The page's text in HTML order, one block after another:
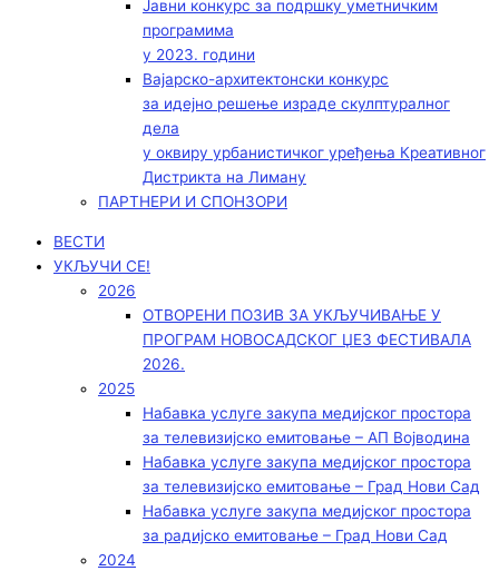
Јавни конкурс за подршку уметничким
програмима
у 2023. години
Вајарско-архитектонски конкурс
за идејно решење израде скулптуралног
дела
у оквиру урбанистичког уређења Креативног
Дистрикта на Лиману
ПАРТНЕРИ И СПОНЗОРИ
ВЕСТИ
УКЉУЧИ СЕ!
2026
ОТВОРЕНИ ПОЗИВ ЗА УКЉУЧИВАЊЕ У
ПРОГРАМ НОВОСАДСКОГ ЏЕЗ ФЕСТИВАЛА
2026.
2025
Набавка услуге закупа медијског простора
за телевизијско емитовање – АП Војводинa
Набавка услуге закупа медијског простора
за телевизијско емитовање – Град Нови Сад
Набавка услуге закупа медијског простора
за радијско емитовање – Град Нови Сад
2024